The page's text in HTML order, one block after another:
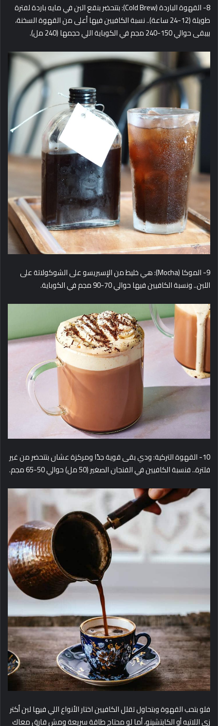
8- القهوة الباردة (Cold Brew): بتتحضر بنقع البن في مايه باردة لفترة
طويلة (12-24 ساعة).. نسبة الكافيين فيها أعلى من القهوة السخنة،
بيبقى حوالي 150-240 مجم في الكوباية اللي حجمها (240 مل).
9- الموكا (Mocha): هي خليط من الإسبريسو على الشوكولاتة على
اللبن.. ونسبة الكافيين فيها حوالي 70-90 مجم في الكوباية.
10- القهوة التركية: ودي بقى قوية جدًا ومركزة عشان بتتحضر من غير
فلترة.. فنسبة الكافيين في الفنجان الصغير (50 مل) حوالي 50-65 مجم.
فلو بتحب القهوة وبتحاول تقلل الكافيين اختار الأنواع اللي فيها لبن أكتر
زي اللاتيه أو الكابتشينو، أما لو محتاج طاقة سريعة ومش فارق معاك